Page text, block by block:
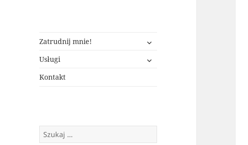
Zatrudnij mnie!
potomne
Usługi
Kontakt
Szukaj: